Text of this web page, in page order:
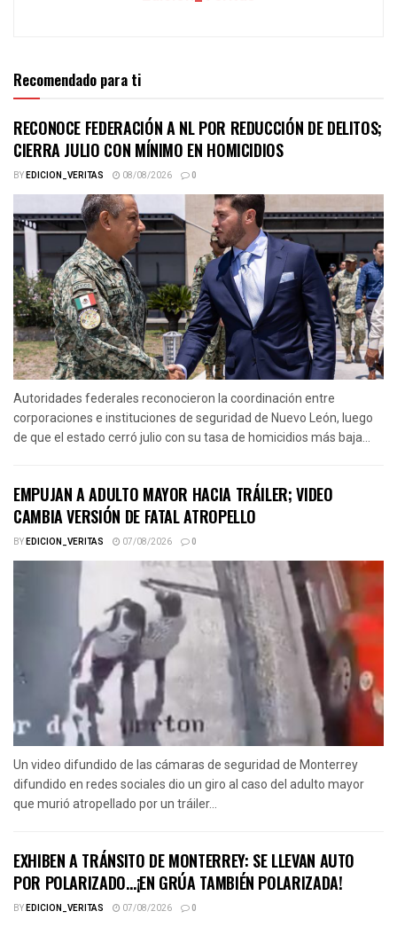
Recomendado para ti
RECONOCE FEDERACIÓN A NL POR REDUCCIÓN DE DELITOS;
CIERRA JULIO CON MÍNIMO EN HOMICIDIOS
BYEDICION_VERITAS 08/08/2026 0
Autoridades federales reconocieron la coordinación entre
corporaciones e instituciones de seguridad de Nuevo León, luego
de que el estado cerró julio con su tasa de homicidios más baja...
EMPUJAN A ADULTO MAYOR HACIA TRÁILER; VIDEO
CAMBIA VERSIÓN DE FATAL ATROPELLO
BYEDICION_VERITAS 07/08/2026 0
Un video difundido de las cámaras de seguridad de Monterrey
difundido en redes sociales dio un giro al caso del adulto mayor
que murió atropellado por un tráiler...
EXHIBEN A TRÁNSITO DE MONTERREY: SE LLEVAN AUTO
POR POLARIZADO…¡EN GRÚA TAMBIÉN POLARIZADA!
BYEDICION_VERITAS 07/08/2026 0